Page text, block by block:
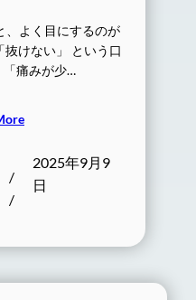
、よく目にするのが
抜けない」 という口
「痛みが少…
/
/
2025年9月9
日